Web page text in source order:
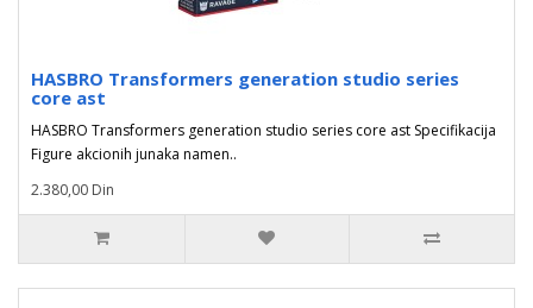
HASBRO Transformers generation studio series
core ast
HASBRO Transformers generation studio series core ast Specifikacija
Figure akcionih junaka namen..
2.380,00 Din